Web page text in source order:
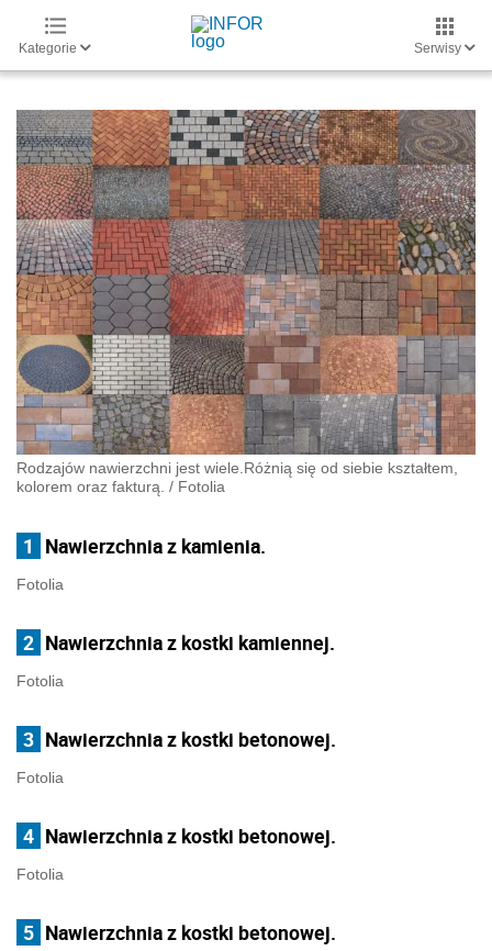
Kategorie Serwisy
Rodzajów nawierzchni jest wiele.Różnią się od siebie kształtem,
kolorem oraz fakturą. / Fotolia
1 Nawierzchnia z kamienia.
Fotolia
2 Nawierzchnia z kostki kamiennej.
Fotolia
3 Nawierzchnia z kostki betonowej.
Fotolia
4 Nawierzchnia z kostki betonowej.
Fotolia
5 Nawierzchnia z kostki betonowej.